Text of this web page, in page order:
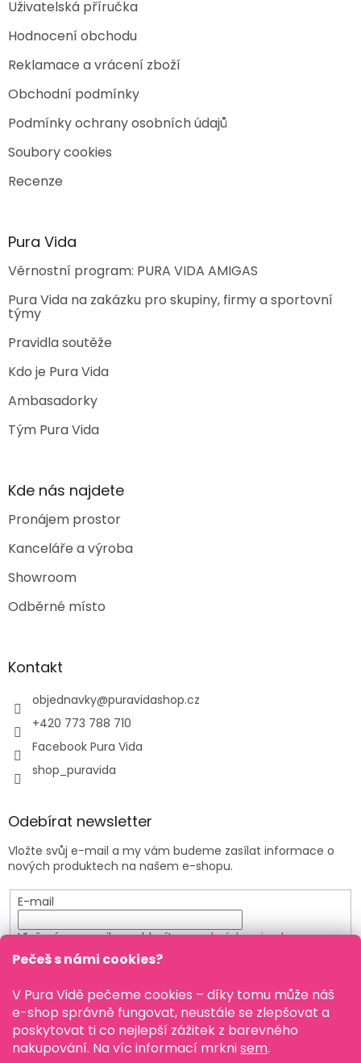
Pečeš s námi cookies?
V Pura Vidě pečeme cookies – díky tomu může náš
e-shop správně fungovat, neustále se zlepšovat a
poskytovat ti co nejlepší zážitek z barevného
nakupování. Na víc informací mrknisem.
Uživatelská příručka
Hodnocení obchodu
Reklamace a vrácení zboží
Obchodní podmínky
Podmínky ochrany osobních údajů
Soubory cookies
Recenze
Pura Vida
Věrnostní program: PURA VIDA AMIGAS
Pura Vida na zakázku pro skupiny, firmy a sportovní
týmy
Pravidla soutěže
Kdo je Pura Vida
Ambasadorky
Tým Pura Vida
Kde nás najdete
Pronájem prostor
Kanceláře a výroba
Showroom
Odběrné místo
Kontakt
objednavky@puravidashop.cz
+420 773 788 710
Facebook Pura Vida
shop_puravida
Odebírat newsletter
Vložte svůj e-mail a my vám budeme zasílat informace o
nových produktech na našem e-shopu.
E-mail
Vložením e-mailu souhlasíte spodmínkami ochrany
osobních údajů
PŘIHLÁSIT SE